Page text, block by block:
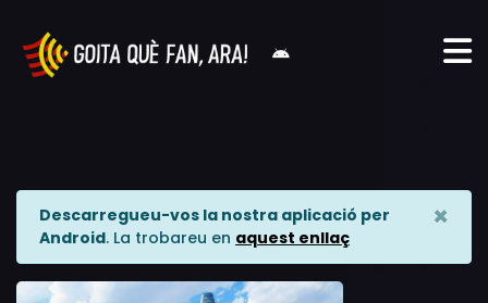
Descarregueu-vos la nostra aplicació per
Android. La trobareu en aquest enllaç
×